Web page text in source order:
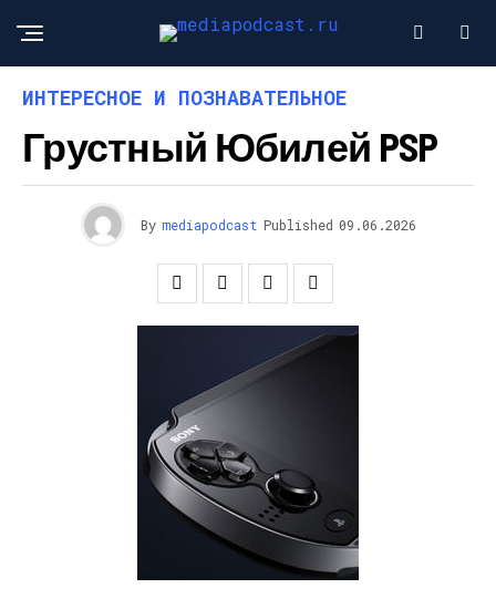
ИНТЕРЕСНОЕ И ПОЗНАВАТЕЛЬНОЕ
Грустный Юбилей PSP
By mediapodcast Published 09.06.2026